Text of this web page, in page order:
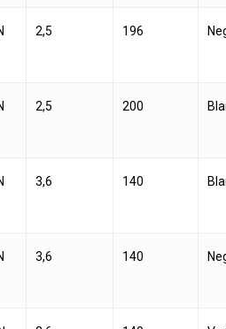
2,5 196
2,5 200
3,6 140
3,6 140